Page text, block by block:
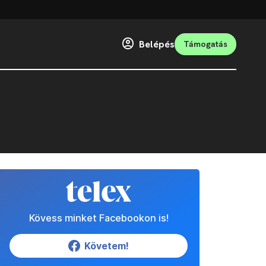
Belépés Támogatás
Kövess minket Facebookon is!
Követem!